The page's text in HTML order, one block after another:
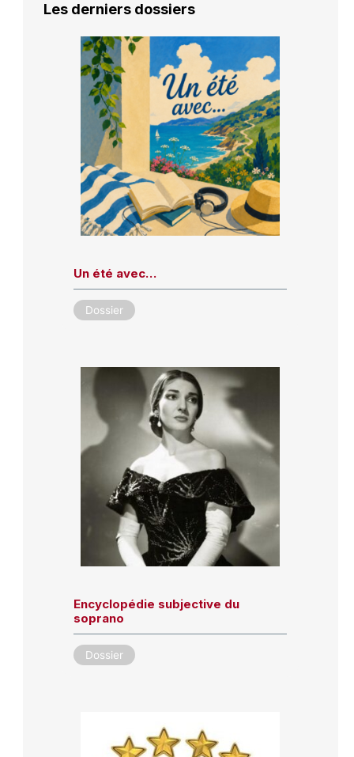
Les derniers dossiers
Un été avec…
Dossier
Encyclopédie subjective du
soprano
Dossier